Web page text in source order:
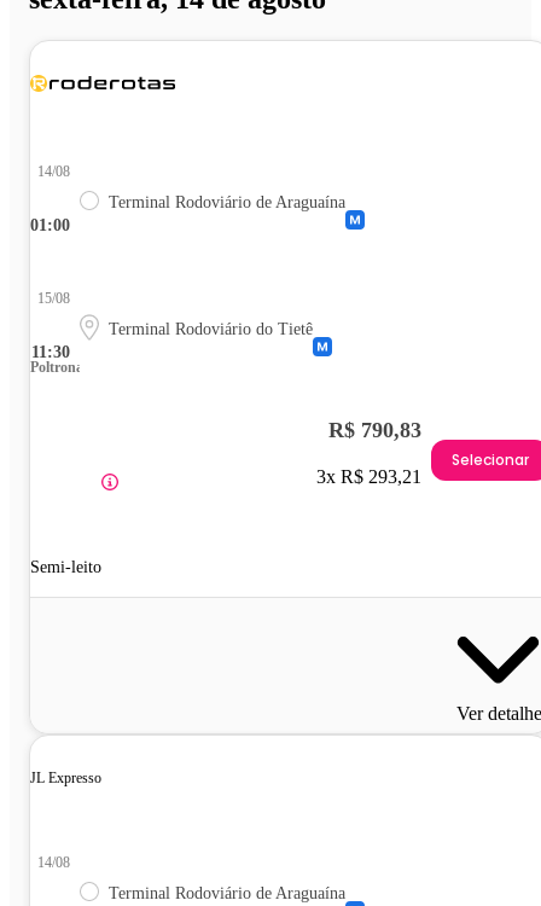
01:00
14/08
Terminal Rodoviário de Araguaína
11:30
15/08
Terminal Rodoviário do Tietê
Poltrona
Semi-leito
R$ 790,83
3x R$ 293,21
Selecionar
Ver
JL Expresso
14/08
Terminal Rodoviário de Araguaína